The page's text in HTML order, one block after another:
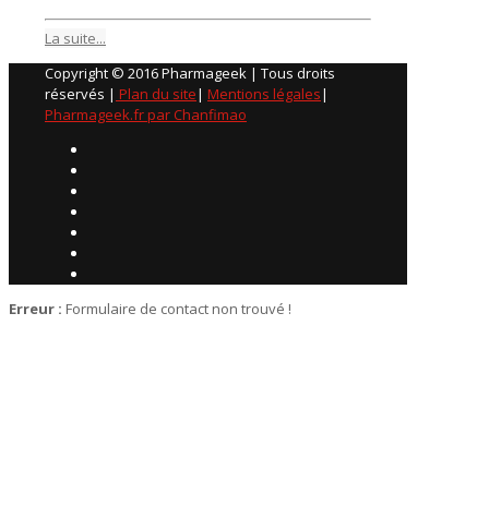
La suite...
Copyright © 2016 Pharmageek | Tous droits
réservés | Plan du site| Mentions légales|
Pharmageek.fr par Chanfimao
Erreur : Formulaire de contact non trouvé !